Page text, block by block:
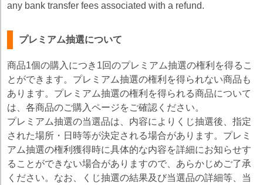
any bank transfer fees associated with a refund.
プレミアム抽選について
商品1個の購入につき1回のプレミアム抽選の権利を得るこ
とができます。プレミアム抽選の権利を得られない商品も
あります。プレミアム抽選の権利を得られる商品について
は、各商品のご購入ページをご確認ください。
プレミアム抽選の当選品は、内容によりくじ抽選後、指定
された場所・日時等が決定される場合があります。プレミ
アム抽選の権利獲得時に具体的な内容を詳細にお知らせす
ることができない場合がありますので、あらかじめご了承
ください。なお、くじ抽選の結果及び当選品の詳細等、当